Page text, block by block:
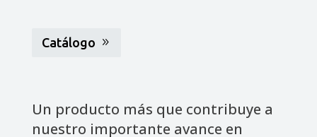
Catálogo
Un producto más que contribuye a
nuestro importante avance en